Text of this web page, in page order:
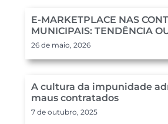
E-MARKETPLACE NAS
MUNICIPAIS: TENDÊNCIA
26 de maio, 2026
A cultura da impunidade
maus contratados
7 de outubro, 2025